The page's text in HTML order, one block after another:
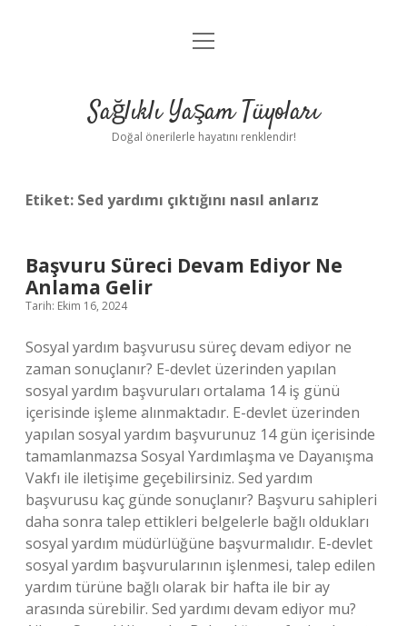
Anasayfa
Yasal Uyarı
menüyü
Sağlıklı Yaşam Tüyoları
Doğal önerilerle hayatını renklendir!
Etiket: Sed yardımı çıktığını nasıl anlarız
Başvuru Süreci Devam Ediyor Ne
Anlama Gelir
Tarih: Ekim 16, 2024
Sosyal yardım başvurusu süreç devam ediyor ne
zaman sonuçlanır? E-devlet üzerinden yapılan
sosyal yardım başvuruları ortalama 14 iş günü
içerisinde işleme alınmaktadır. E-devlet üzerinden
yapılan sosyal yardım başvurunuz 14 gün içerisinde
tamamlanmazsa Sosyal Yardımlaşma ve Dayanışma
Vakfı ile iletişime geçebilirsiniz. Sed yardım
başvurusu kaç günde sonuçlanır? Başvuru sahipleri
daha sonra talep ettikleri belgelerle bağlı oldukları
sosyal yardım müdürlüğüne başvurmalıdır. E-devlet
sosyal yardım başvurularının işlenmesi, talep edilen
yardım türüne bağlı olarak bir hafta ile bir ay
arasında sürebilir. Sed yardımı devam ediyor mu?